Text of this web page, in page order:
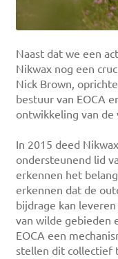
Naast dat we een
Nikwax nog een
Nick Brown,
bestuur van EOCA
ontwikkeling van de
In 2015 deed
ondersteunend lid
erkennen het
erkennen dat de
bijdrage kan
van wilde gebieden
EOCA een
stellen dit collectief